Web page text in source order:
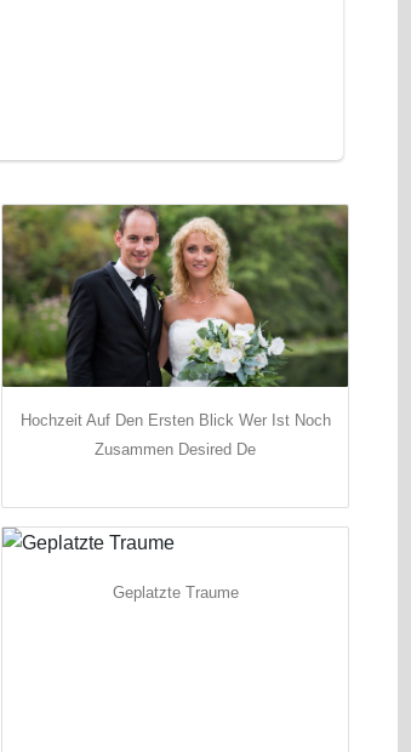
Hochzeit Auf Den Ersten Blick Wer Ist Noch
Zusammen Desired De
Geplatzte Traume